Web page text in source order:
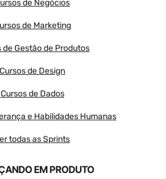
de Negócios
de Marketing
de Gestão de Produtos
Cursos de Design
Cursos de Dados
e Habilidades Humanas
todas as Sprints
EM PRODUTO